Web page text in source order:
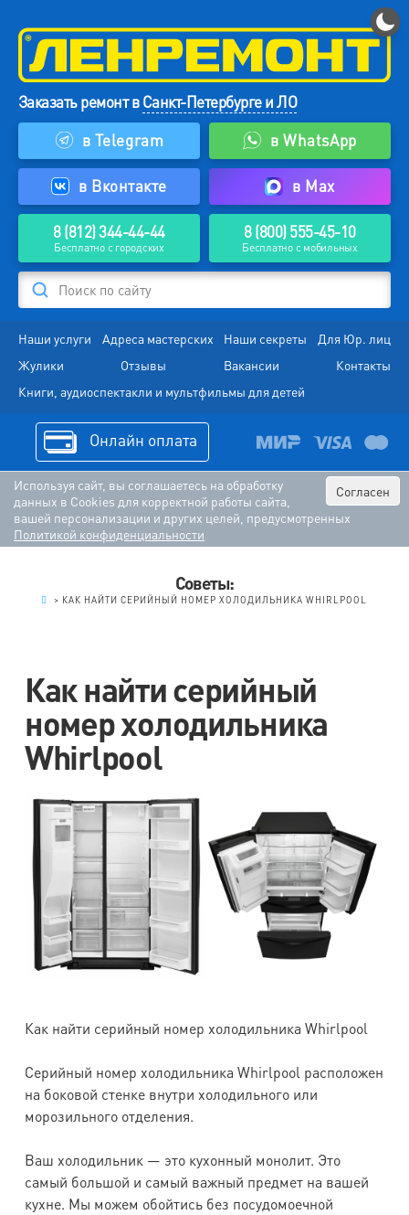
Заказать ремонт вСанкт-Петербурге и ЛО
в Telegram
в WhatsApp
в Вконтакте в Max
8 (812) 344-44-44
Бесплатно с городских
8 (800) 555-45-10
Бесплатно с мобильных
Поиск по сайту
Наши услуги Адреса мастерских Наши секреты
Для Юр. лиц
Жулики
Отзывы Вакансии
Контакты
Книги, аудиоспектакли и мультфильмы для детей
Онлайн оплата
Согласен
Используя сайт, вы соглашаетесь на обработку
данных в Cookies для корректной работы сайта,
вашей персонализации и других целей, предусмотренных
Политикой конфиденциальности
Советы:
> КАК НАЙТИ СЕРИЙНЫЙ НОМЕР ХОЛОДИЛЬНИКА WHIRLPOOL
Как найти серийный
номер холодильника
Whirlpool
Как найти серийный номер холодильника Whirlpool
Серийный номер холодильника Whirlpool расположен
на боковой стенке внутри холодильного или
морозильного отделения.
Ваш холодильник — это кухонный монолит. Это
самый большой и самый важный предмет на вашей
кухне. Мы можем обойтись без посудомоечной